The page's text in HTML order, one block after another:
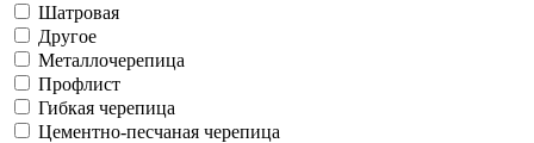
Шатровая
Другое
Металлочерепица
Профлист
Гибкая черепица
Цементно-песчаная черепица